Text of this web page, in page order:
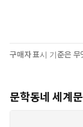
구매자 표시 기준은 무
문학동네 세계